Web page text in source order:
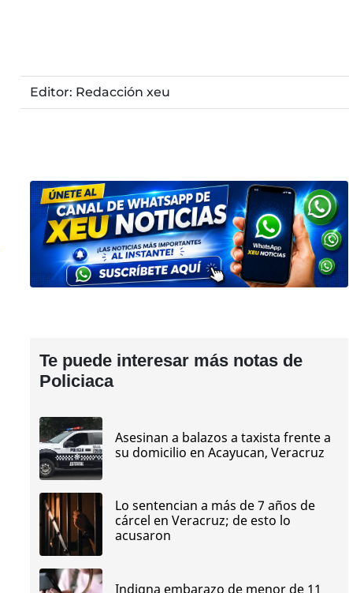
Editor: Redacción xeu
Te puede interesar más notas de
Policiaca
Asesinan a balazos a taxista frente a
su domicilio en Acayucan, Veracruz
Lo sentencian a más de 7 años de
cárcel en Veracruz; de esto lo
acusaron
Indigna embarazo de menor de 11